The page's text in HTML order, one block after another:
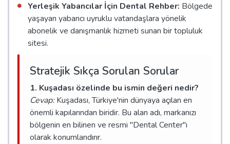
Yerleşik Yabancılar İçin Dental Rehber: Bölgede
yaşayan yabancı uyruklu vatandaşlara yönelik
abonelik ve danışmanlık hizmeti sunan bir topluluk
sitesi.
Stratejik Sıkça Sorulan Sorular
1. Kuşadası özelinde bu ismin değeri nedir?
Cevap:Kuşadası, Türkiye'nin dünyaya açılan en
önemli kapılarından biridir. Bu alan adı, markanızı
bölgenin en bilinen ve resmi "Dental Center"ı
olarak konumlandırır.